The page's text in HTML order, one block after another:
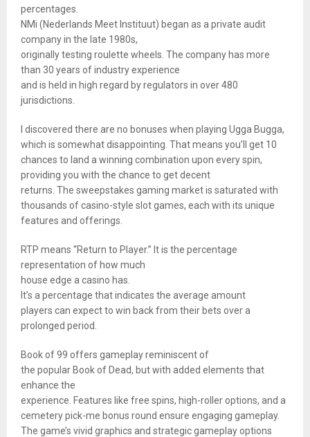
percentages.
NMi (Nederlands Meet Instituut) began as a private audit
company in the late 1980s,
originally testing roulette wheels. The company has more
than 30 years of industry experience
and is held in high regard by regulators in over 480
jurisdictions.
I discovered there are no bonuses when playing Ugga Bugga,
which is somewhat disappointing. That means you’ll get 10
chances to land a winning combination upon every spin,
providing you with the chance to get decent
returns. The sweepstakes gaming market is saturated with
thousands of casino-style slot games, each with its unique
features and offerings.
RTP means “Return to Player.” It is the percentage
representation of how much
house edge a casino has.
It’s a percentage that indicates the average amount
players can expect to win back from their bets over a
prolonged period.
Book of 99 offers gameplay reminiscent of
the popular Book of Dead, but with added elements that
enhance the
experience. Features like free spins, high-roller options, and a
cemetery pick-me bonus round ensure engaging gameplay.
The game’s vivid graphics and strategic gameplay options